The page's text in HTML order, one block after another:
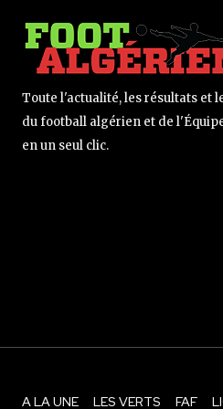
Toute l'actualité, les résultats et
du football algérien et de
en un seul clic.
A LA UNE LES VERTS FAF